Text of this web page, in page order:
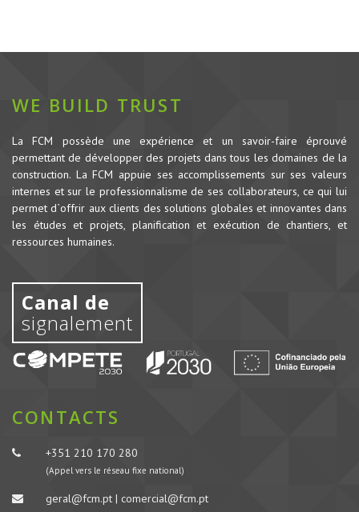
WE BUILD TRUST
La FCM possède une expérience et un savoir-faire éprouvé
permettant de développer des projets dans tous les domaines de la
construction. La FCM appuie ses accomplissements sur ses valeurs
internes et sur le professionnalisme de ses collaborateurs, ce qui lui
permet d`offrir aux clients des solutions globales et innovantes dans
les études et projets, planification et exécution de chantiers, et
ressources humaines.
Canal de
signalement
CONTACTS
+351 210 170 280
(Appel vers le réseau fixe national)
geral@fcm.pt | comercial@fcm.pt